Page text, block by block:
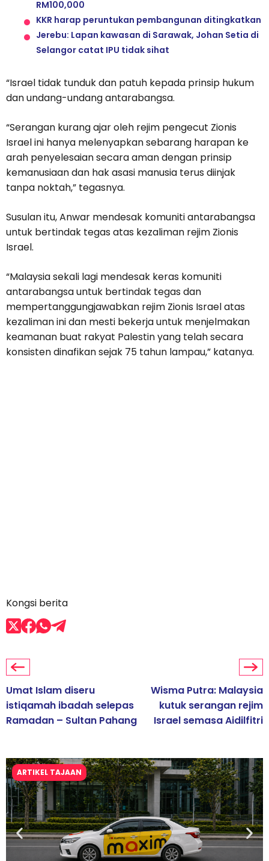
RM100,000
KKR harap peruntukan pembangunan ditingkatkan
Jerebu: Lapan kawasan di Sarawak, Johan Setia di
Selangor catat IPU tidak sihat
“Israel tidak tunduk dan patuh kepada prinsip hukum
dan undang-undang antarabangsa.
“Serangan kurang ajar oleh rejim pengecut Zionis
Israel ini hanya melenyapkan sebarang harapan ke
arah penyelesaian secara aman dengan prinsip
kemanusiaan dan hak asasi manusia terus diinjak
tanpa noktah,” tegasnya.
Susulan itu, Anwar mendesak komuniti antarabangsa
untuk bertindak tegas atas kezaliman rejim Zionis
Israel.
“Malaysia sekali lagi mendesak keras komuniti
antarabangsa untuk bertindak tegas dan
mempertanggungjawabkan rejim Zionis Israel atas
kezaliman ini dan mesti bekerja untuk menjelmakan
keamanan buat rakyat Palestin yang telah secara
konsisten dinafikan sejak 75 tahun lampau,” katanya.
Kongsi berita
Umat Islam diseru
istiqamah ibadah selepas
Ramadan – Sultan Pahang
Wisma Putra: Malaysia
kutuk serangan rejim
Israel semasa Aidilfitri
ARTIKEL TAJAAN